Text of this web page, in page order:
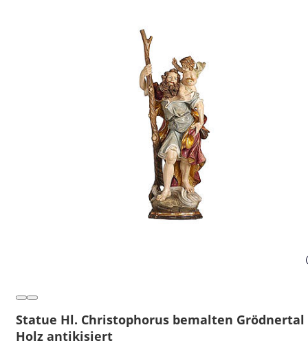
Statue Hl. Christophorus bemalten Grödnertal
Holz antikisiert